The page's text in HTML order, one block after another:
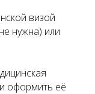
визой
нужна) или
оформить её